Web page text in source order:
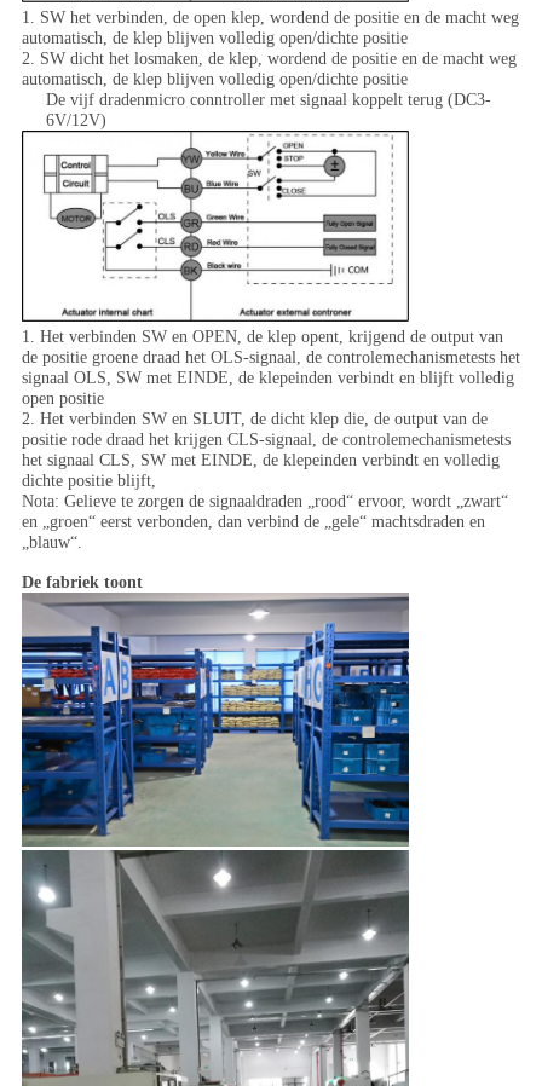
1. SW het verbinden, de open klep, wordend de positie en de macht weg
automatisch, de klep blijven volledig open/dichte positie
2. SW dicht het losmaken, de klep, wordend de positie en de macht weg
automatisch, de klep blijven volledig open/dichte positie
De vijf dradenmicro conntroller met signaal koppelt terug (DC3-
6V/12V)
1. Het verbinden SW en OPEN, de klep opent, krijgend de output van
de positie groene draad het OLS-signaal, de controlemechanismetests het
signaal OLS, SW met EINDE, de klepeinden verbindt en blijft volledig
open positie
2. Het verbinden SW en SLUIT, de dicht klep die, de output van de
positie rode draad het krijgen CLS-signaal, de controlemechanismetests
het signaal CLS, SW met EINDE, de klepeinden verbindt en volledig
dichte positie blijft,
Nota: Gelieve te zorgen de signaaldraden „rood“ ervoor, wordt „zwart“
en „groen“ eerst verbonden, dan verbind de „gele“ machtsdraden en
„blauw“.
De fabriek toont